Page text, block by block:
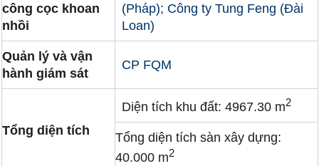
công cọc khoan
nhồi
(Pháp); Công ty Tung Feng (Đài
Loan)
Quản lý và vận
hành giám sát
CP FQM
Tổng diện tích
Diện tích khu đất: 4967.30 m2
Tổng diện tích sàn xây dựng:
40.000 m2